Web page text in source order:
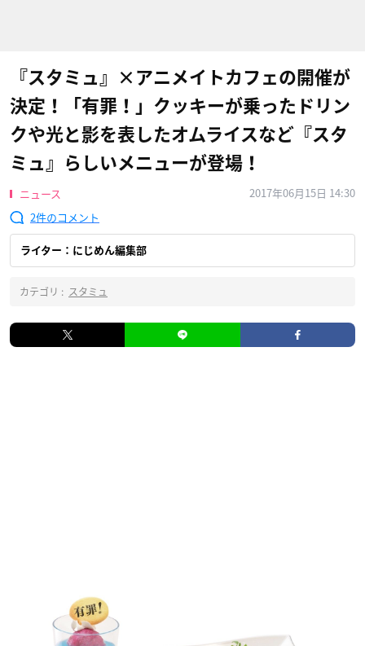
『スタミュ』×アニメイトカフェの開催が
決定！「有罪！」クッキーが乗ったドリン
クや光と影を表したオムライスなど『スタ
ミュ』らしいメニューが登場！
ニュース
2017年06月15日 14:30
2
ライター：にじめん編集部
カテゴリ : スタミュ